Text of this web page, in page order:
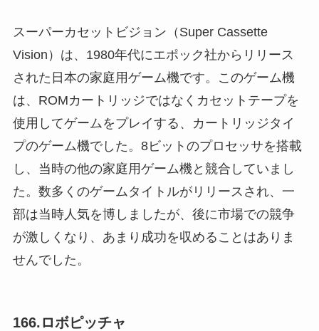
スーパーカセットビジョン（Super Cassette
Vision）は、1980年代にエポック社からリリース
された日本の家庭用ゲーム機です。このゲーム機
は、ROMカートリッジではなくカセットテープを
使用してゲームをプレイする、カートリッジタイ
プのゲーム機でした。8ビットのプロセッサを搭載
し、当時の他の家庭用ゲーム機と競合していまし
た。数多くのゲームタイトルがリリースされ、一
部は当時人気を博しましたが、後に市場での競争
が激しくなり、あまり成功を収めることはありま
せんでした。
166.ロボピッチャ